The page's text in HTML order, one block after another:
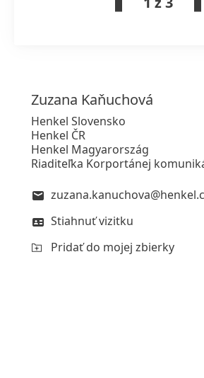
Zuzana Kaňuchová
Henkel Slovensko
Henkel ČR
Henkel Magyarország
Riaditeľka Korportánej
Stiahnuť vizitku
Pridať do mojej zbierky